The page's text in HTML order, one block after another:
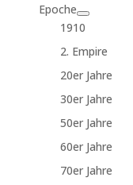
Epoche
1910
2. Empire
20er Jahre
30er Jahre
50er Jahre
60er Jahre
70er Jahre